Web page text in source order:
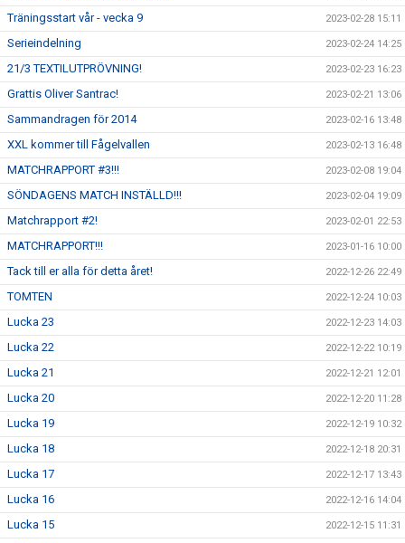
Träningsstart vår - vecka 9 2023-02-28 15:11
Serieindelning 2023-02-24 14:25
21/3 TEXTILUTPRÖVNING! 2023-02-23 16:23
Grattis Oliver Santrac! 2023-02-21 13:06
Sammandragen för 2014 2023-02-16 13:48
XXL kommer till Fågelvallen 2023-02-13 16:48
MATCHRAPPORT #3!!! 2023-02-08 19:04
SÖNDAGENS MATCH INSTÄLLD!!! 2023-02-04 19:09
Matchrapport #2! 2023-02-01 22:53
MATCHRAPPORT!!! 2023-01-16 10:00
Tack till er alla för detta året! 2022-12-26 22:49
TOMTEN 2022-12-24 10:03
Lucka 23 2022-12-23 14:03
Lucka 22 2022-12-22 10:19
Lucka 21 2022-12-21 12:01
Lucka 20 2022-12-20 11:28
Lucka 19 2022-12-19 10:32
Lucka 18 2022-12-18 20:31
Lucka 17 2022-12-17 13:43
Lucka 16 2022-12-16 14:04
Lucka 15 2022-12-15 11:31